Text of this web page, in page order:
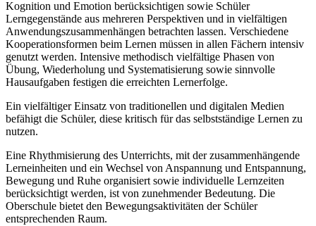
Kognition und Emotion berücksichtigen sowie Schüler
Lerngegenstände aus mehreren Perspektiven und in vielfältigen
Anwendungszusammenhängen betrachten lassen. Verschiedene
Kooperationsformen beim Lernen müssen in allen Fächern intensiv
genutzt werden. Intensive methodisch vielfältige Phasen von
Übung, Wiederholung und Systematisierung sowie sinnvolle
Hausaufgaben festigen die erreichten Lernerfolge.
Ein vielfältiger Einsatz von traditionellen und digitalen Medien
befähigt die Schüler, diese kritisch für das selbstständige Lernen zu
nutzen.
Eine Rhythmisierung des Unterrichts, mit der zusammenhängende
Lerneinheiten und ein Wechsel von Anspannung und Entspannung,
Bewegung und Ruhe organisiert sowie individuelle Lernzeiten
berücksichtigt werden, ist von zunehmender Bedeutung. Die
Oberschule bietet den Bewegungsaktivitäten der Schüler
entsprechenden Raum.